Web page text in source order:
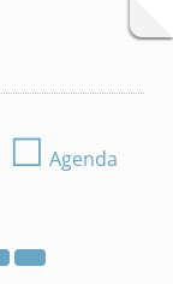
☐ Agenda